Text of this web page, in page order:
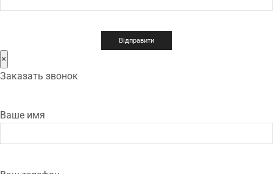
×
Заказать звонок
Ваше имя